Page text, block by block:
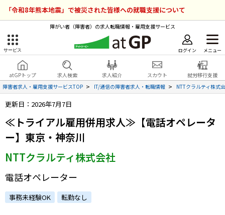
「令和8年熊本地震」で被災された皆様への就職支援について
障がい者（障害者）の求人転職情報・雇用支援サービス
サービス ログイン メニュー
atGPトップ 求人検索 求人紹介 スカウト
就労移行支援
障害者求人・雇用支援サービスTOP
IT/通信の障害者求人・転職情報 NTTクラルティ株式
更新日：2026年7月7日
≪トライアル雇用併用求人≫【電話オペレータ
ー】東京・神奈川
NTTクラルティ株式会社
電話オペレーター
事務未経験OK 転勤なし
障害者雇用のアットジーピー
サービスラインナップ
就転職支援サービス
障害者専門の就転職支援サービス
障害者アスリート専門の就転職支援サービス
ログイン 会員登録 無料
atGPトップ
各種サービス
求人を検索する
求人を紹介してもらう